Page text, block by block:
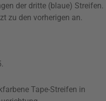
der dritte (blaue) Streifen.
zu den vorherigen an.
Tape-Streifen in